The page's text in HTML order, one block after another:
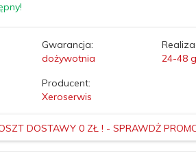
Gwarancja:
dożywotnia
24-48
Producent:
Xeroserwis
DOSTAWY 0 ZŁ ! - SPRAWDŻ